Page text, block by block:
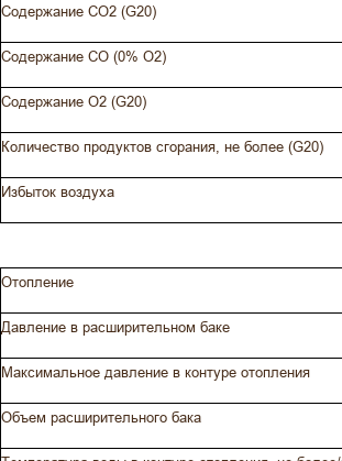
Содержание CO2 (G20)
Содержание CO (0% O2)
Содержание O2 (G20)
Количество продуктов сгорания, не более (G20)
Избыток воздуха
Отопление
Давление в расширительном баке
Максимальное давление в контуре отопления
Объем расширительного бака